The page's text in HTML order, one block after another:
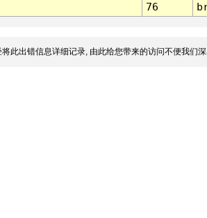
76
此出错信息详细记录, 由此给您带来的访问不便我们